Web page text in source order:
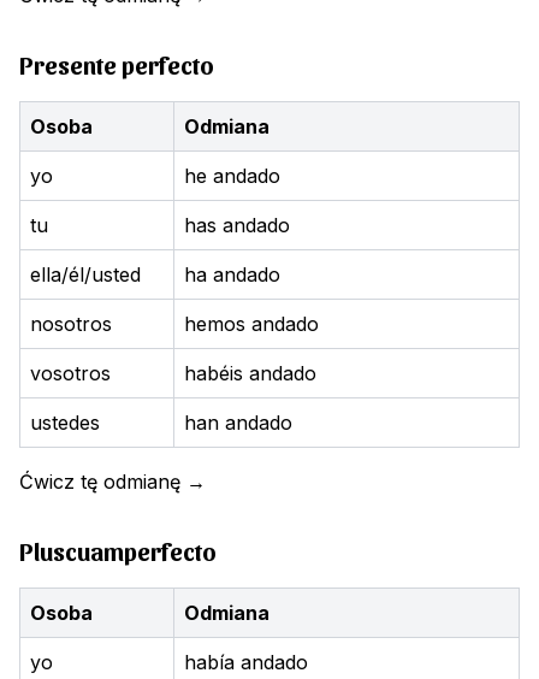
Presente perfecto
Osoba Odmiana
yo he andado
tu has andado
ella/él/usted ha andado
nosotros hemos andado
vosotros habéis andado
ustedes han andado
Ćwicz tę odmianę →
Pluscuamperfecto
Osoba Odmiana
yo había andado